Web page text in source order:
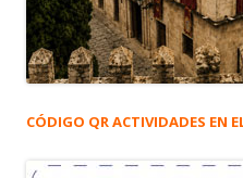
CÓDIGO QR ACTIVIDADES EN